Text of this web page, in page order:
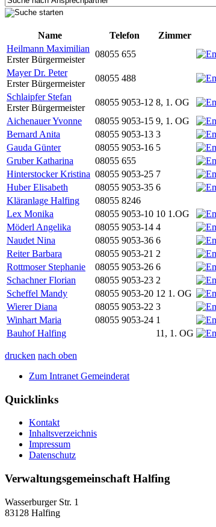
Name
Telefon Zimmer
Heilmann Maximilian
Erster Bürgermeister
08055 655
Mayer Dr. Peter
Erster Bürgermeister
08055 488
Schlaipfer Stefan
Erster Bürgermeister
08055 9053-12 8, 1. OG
Aichenauer Yvonne
08055 9053-15 9, 1. OG
Bernard Anita
08055 9053-13 3
Gauda Günter
08055 9053-16 5
Gruber Katharina
08055 655
Hinterstocker Kristina 08055 9053-25 7
Huber Elisabeth
08055 9053-35 6
Kläranlage Halfing
08055 8246
Lex Monika
08055 9053-10 10 1.OG
Möderl Angelika
08055 9053-14 4
Naudet Nina
08055 9053-36 6
Reiter Barbara
08055 9053-21 2
Rottmoser Stephanie
08055 9053-26 6
Schachner Florian
08055 9053-23 2
Scheffel Mandy
08055 9053-20 12 1. OG
Wierer Diana
08055 9053-22 3
Winhart Maria
08055 9053-24 1
Bauhof Halfing
11, 1. OG
drucken nach oben
Zum Intranet Gemeinderat
Quicklinks
Kontakt
Inhaltsverzeichnis
Impressum
Datenschutz
Verwaltungsgemeinschaft Halfing
Wasserburger Str. 1
83128 Halfing